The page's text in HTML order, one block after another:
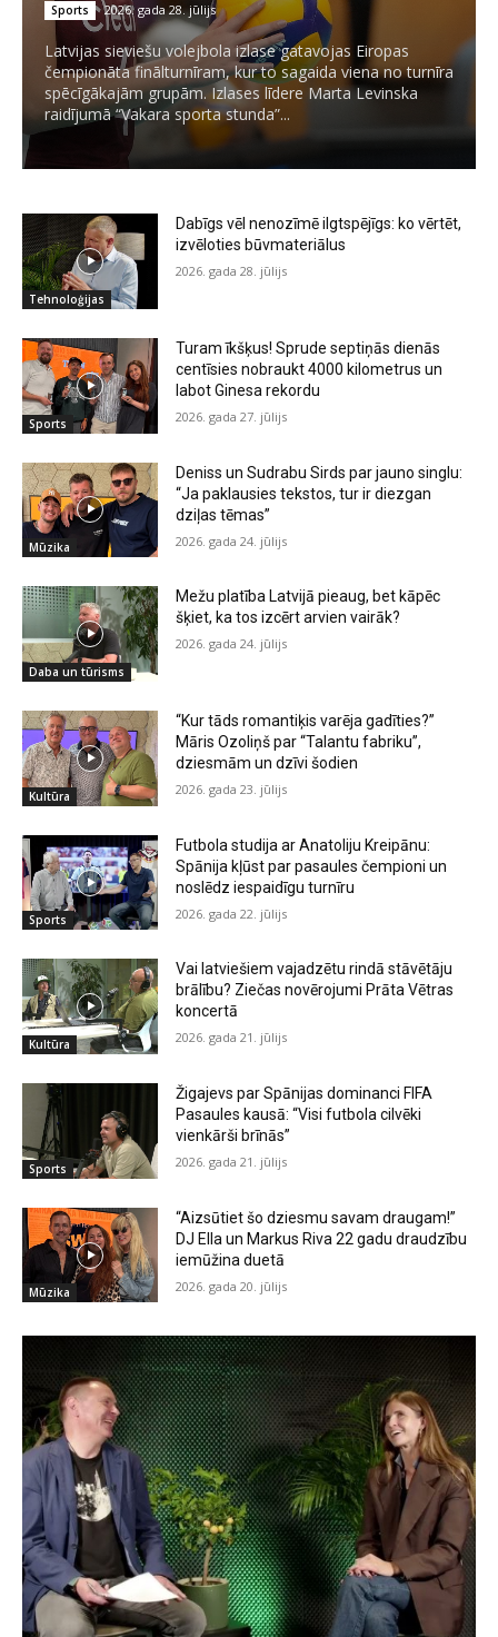
Sports 2026. gada 28. jūlijs
Latvijas sieviešu volejbola izlase gatavojas Eiropas
čempionāta finālturnīram, kur to sagaida viena no turnīra
spēcīgākajām grupām. Izlases līdere Marta Levinska
raidījumā “Vakara sporta stunda”...
Tehnoloģijas
Dabīgs vēl nenozīmē ilgtspējīgs: ko vērtēt,
izvēloties būvmateriālus
2026. gada 28. jūlijs
Sports
Turam īkšķus! Sprude septiņās dienās
centīsies nobraukt 4000 kilometrus un
labot Ginesa rekordu
2026. gada 27. jūlijs
Mūzika
Deniss un Sudrabu Sirds par jauno singlu:
“Ja paklausies tekstos, tur ir diezgan
dziļas tēmas”
2026. gada 24. jūlijs
Daba un tūrisms
Mežu platība Latvijā pieaug, bet kāpēc
šķiet, ka tos izcērt arvien vairāk?
2026. gada 24. jūlijs
Kultūra
“Kur tāds romantiķis varēja gadīties?”
Māris Ozoliņš par “Talantu fabriku”,
dziesmām un dzīvi šodien
2026. gada 23. jūlijs
Sports
Futbola studija ar Anatoliju Kreipānu:
Spānija kļūst par pasaules čempioni un
noslēdz iespaidīgu turnīru
2026. gada 22. jūlijs
Kultūra
Vai latviešiem vajadzētu rindā stāvētāju
brālību? Ziečas novērojumi Prāta Vētras
koncertā
2026. gada 21. jūlijs
Sports
Žigajevs par Spānijas dominanci FIFA
Pasaules kausā: “Visi futbola cilvēki
vienkārši brīnās”
2026. gada 21. jūlijs
Mūzika
“Aizsūtiet šo dziesmu savam draugam!”
DJ Ella un Markus Riva 22 gadu draudzību
iemūžina duetā
2026. gada 20. jūlijs